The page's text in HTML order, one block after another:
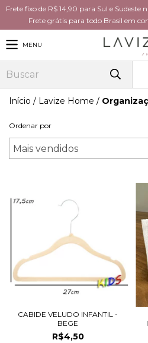
Frete fixo de R$ 14,90 para Sul e Sudeste
Frete grátis para todo Brasil em
MENU
Início / Lavize Home /
Ordenar por
CABIDE VELUDO INFANTIL -
BEGE
R$4,50